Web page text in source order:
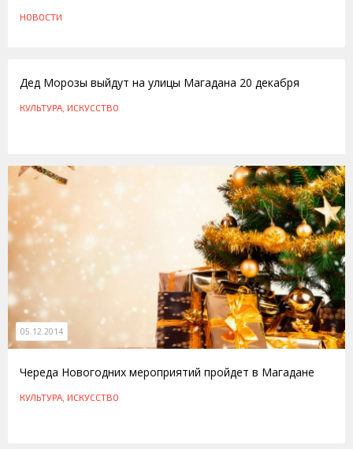
НОВОСТИ
Дед Морозы выйдут на улицы Магадана 20 декабря
КУЛЬТУРА, ИСКУССТВО
05.12.2014
Череда Новогодних мероприятий пройдет в Магадане
КУЛЬТУРА, ИСКУССТВО